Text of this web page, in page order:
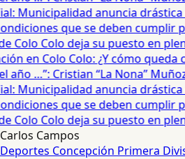
Municipalidad anuncia drástica
que se deben cumplir
Colo Colo deja su puesto en
en Colo Colo: ¿Y cómo queda
…”: Cristian “La Nona”
Municipalidad anuncia drástica
que se deben cumplir
Colo Colo deja su puesto en
Carlos Campos
Deportes Concepción Primera